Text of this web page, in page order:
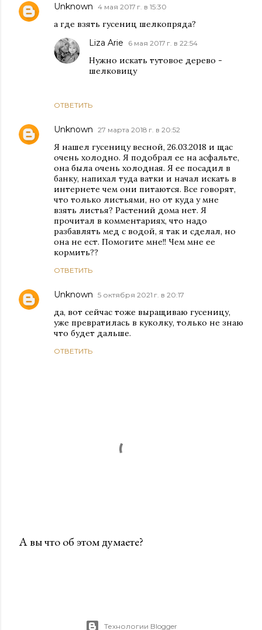
Unknown 4 мая 2017 г. в 15:30
а где взять гусениц шелкопряда?
ОТВЕТИТЬ
Liza Arie 6 мая 2017 г. в 22:54
Нужно искать тутовое дерево -
шелковицу
Unknown 27 марта 2018 г. в 20:52
Я нашел гусеницу весной, 26.03.2018 и щас
очень холодно. Я подобрал ее на асфальте,
она была очень холодная. Я ее посадил в
банку, напихал туда ватки и начал искать в
интернете чем они питаются. Все говорят,
что только листьями, но от куда у мне
взять листья? Растений дома нет. Я
прочитал в комментариях, что надо
разбавлять мед с водой, я так и сделал, но
она не ест. Помогите мне!! Чем мне ее
кормить??
ОТВЕТИТЬ
Unknown 5 октября 2021 г. в 20:17
да, вот сейчас тоже выращиваю гусеницу,
уже превратилась в куколку, только не знаю
что будет дальше.
ОТВЕТИТЬ
А вы что об этом думаете?
Технологии Blogger